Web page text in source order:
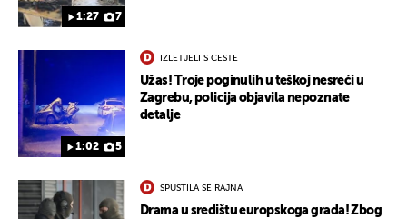
1:27 7
1:02 5
IZLETJELI S CESTE
Užas! Troje poginulih u teškoj nesreći u
Zagrebu, policija objavila nepoznate
detalje
SPUSTILA SE RAJNA
Drama u središtu europskoga grada! Zbog